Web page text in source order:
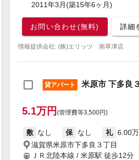
2011年3月(築15年6ヶ月)
お問い合わせ(無料) 詳細
情報提供会社: (株)エリッツ 南草津店
貸アパート 米原市 下多良
5.1万円 (管理費等3,500円)
敷 なし 保 なし 礼 6.00
滋賀県米原市下多良３丁目
ＪＲ北陸本線 / 米原駅 徒歩12分